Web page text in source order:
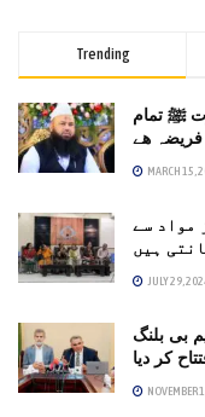
Trending
ﷺ تمام
ھے
MARCH 15,
مواد سے
ہیں
JULY 29,
بی بلنگ
کر دیا
NOVEMBER